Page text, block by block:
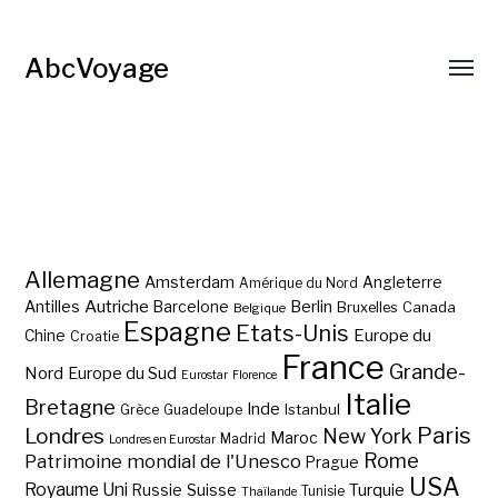
AbcVoyage
Allemagne Amsterdam Amérique du Nord Angleterre
Antilles Autriche Barcelone Belgique Berlin Bruxelles Canada
Chine Croatie Espagne Etats-Unis Europe du
Nord Europe du Sud Eurostar Florence France Grande-
Bretagne Grèce Guadeloupe Inde Istanbul Italie
Londres Londres en Eurostar Madrid Maroc New York Paris
Patrimoine mondial de l'Unesco Prague Rome
Royaume Uni Russie Suisse Thaïlande Tunisie Turquie USA